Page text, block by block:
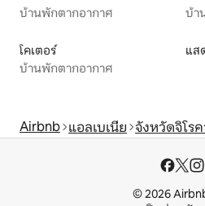
บ้านพักตากอากาศ
บ้า
โคเตอร์
บ้านพักตากอากาศ
แส
Airbnb แอลเบเนีย จังหวัดจิโร
© 2026